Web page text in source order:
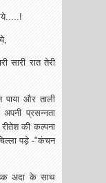
सारी रात तेरी
और ताली
प्रसन्नता
की कल्पना
पड़े -"कंचन
अदा के साथ